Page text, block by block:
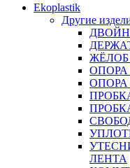
Ekoplastik
Другие
ЛЕНТА